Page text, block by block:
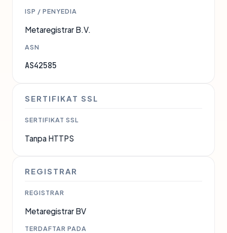
ISP / PENYEDIA
Metaregistrar B.V.
ASN
AS42585
SERTIFIKAT SSL
SERTIFIKAT SSL
Tanpa HTTPS
REGISTRAR
REGISTRAR
Metaregistrar BV
TERDAFTAR PADA